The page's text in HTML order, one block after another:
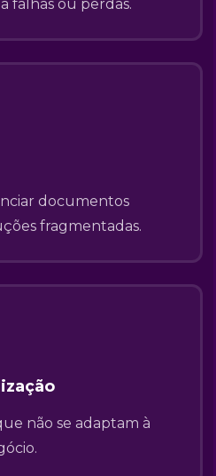
falhas ou perdas.
documentos
fragmentadas.
não se adaptam à